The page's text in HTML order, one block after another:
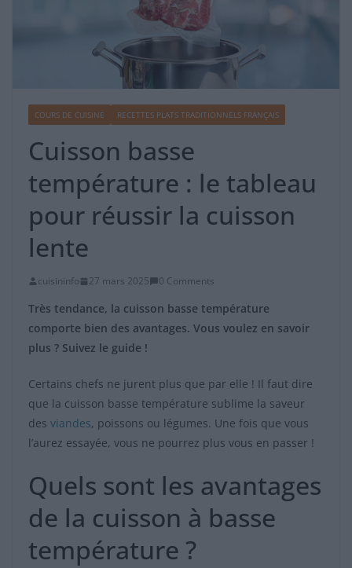
COURS DE CUISINE RECETTES PLATS TRADITIONNELS FRANÇAIS
Cuisson basse
température : le tableau
pour réussir la cuisson
lente
cuisininfo 27 mars 2025 0 Comments
Très tendance, la cuisson basse température
comporte bien des avantages. Vous voulez en savoir
plus ? Suivez le guide !
Certains chefs ne jurent plus que par elle ! Il faut dire
que la cuisson basse température sublime la saveur
des viandes, poissons ou légumes. Une fois que vous
l’aurez essayée, vous ne pourrez plus vous en passer !
Quels sont les avantages
de la cuisson à basse
température ?